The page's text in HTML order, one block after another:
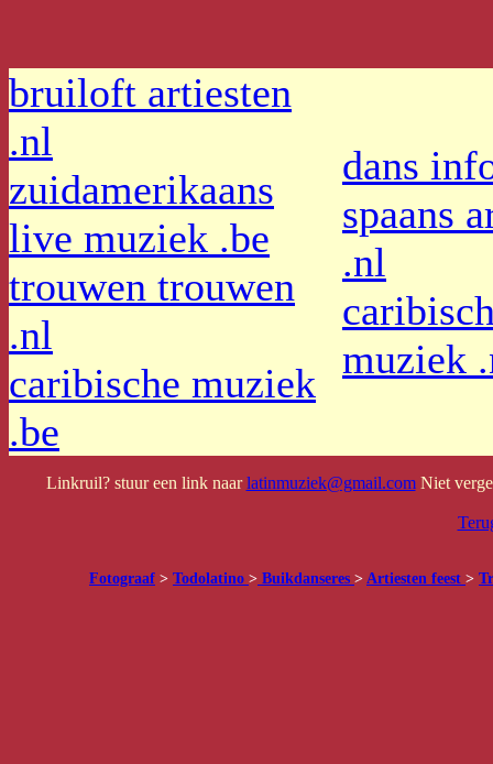
bruiloft artiesten
.nl
zuidamerikaans
live muziek .be
trouwen trouwen
.nl
caribische muziek
.be
dans
spaans
.nl
muziek
Linkruil? stuur een link naarlatinmuziek@gmail.comNiet
Fotograaf > Todolatino > Buikdanseres > Artiesten feest >